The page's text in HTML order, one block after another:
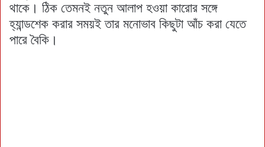
থাকে। ঠিক তেমনই নতুন আলাপ হওয়া কারোর সঙ্গে
হ্যান্ডশেক করার সময়ই তার মনোভাব কিছুটা আঁচ করা যেতে
পারে বৈকি।